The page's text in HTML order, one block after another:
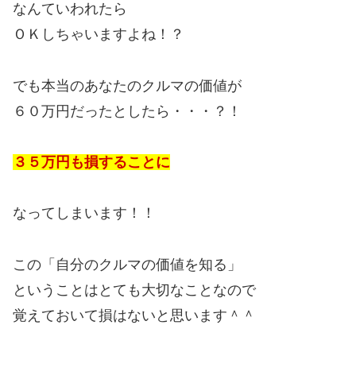
なんていわれたら
ＯＫしちゃいますよね！？
でも本当のあなたのクルマの価値が
６０万円だったとしたら・・・？！
３５万円も損することに
なってしまいます！！
この「自分のクルマの価値を知る」
ということはとても大切なことなので
覚えておいて損はないと思います＾＾